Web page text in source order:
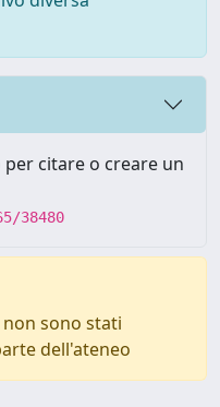
citare o creare un
38480
sono stati
dell'ateneo